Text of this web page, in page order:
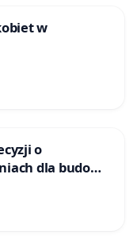
w
o
dla budowy
„Krynki” w